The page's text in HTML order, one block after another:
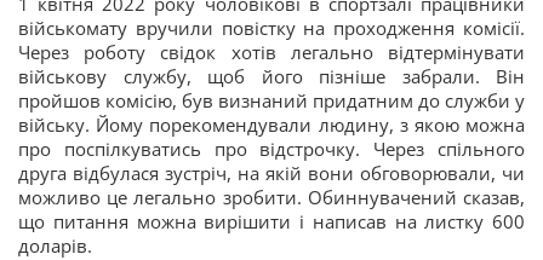
військомату вручили повістку на проходження комісії.
Через роботу свідок хотів легально відтермінувати
військову службу, щоб його пізніше забрали. Він
пройшов комісію, був визнаний придатним до служби у
війську. Йому порекомендували людину, з якою можна
про поспілкуватись про відстрочку. Через спільного
друга відбулася зустріч, на якій вони обговорювали, чи
можливо це легально зробити. Обиннувачений сказав,
що питання можна вирішити і написав на листку 600
доларів.